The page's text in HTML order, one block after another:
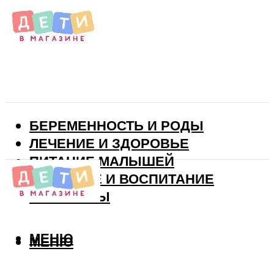
БЕРЕМЕННОСТЬ И РОДЫ
ЛЕЧЕНИЕ И ЗДОРОВЬЕ
ПИТАНИЕ МАЛЫШЕЙ
РАЗВИТИЕ И ВОСПИТАНИЕ
ВИТАМИНЫ
МЕНЮ
МЕНЮ